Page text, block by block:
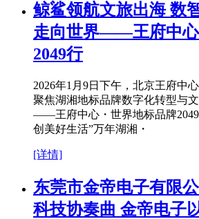
鲸鲨领航文旅出海 数
走向世界——王府中心
2049行
2026年1月9日下午，北京王府中
聚焦湖湘地标品牌数字化转型与
——王府中心・世界地标品牌
创美好生活”万年湖湘・
[详情]
东莞市金帝电子有限
科技协奏曲 金帝电子